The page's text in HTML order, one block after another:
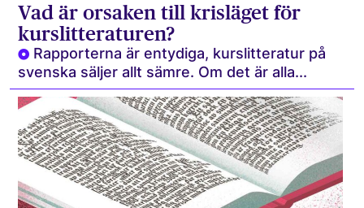
Vad är orsaken till krisläget för
kurslitteraturen?
Rapporterna är entydiga, kurslitteratur på
svenska säljer allt sämre. Om det är alla...